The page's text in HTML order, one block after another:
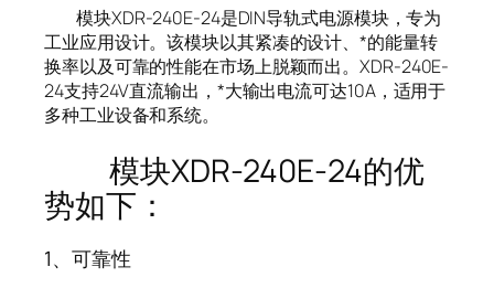
模块XDR-240E-24是DIN导轨式电源模块，专为
工业应用设计。该模块以其紧凑的设计、*的能量转
换率以及可靠的性能在市场上脱颖而出。XDR-240E-
24支持24V直流输出，*大输出电流可达10A，适用于
多种工业设备和系统。
模块XDR-240E-24的优
势如下：
1、可靠性